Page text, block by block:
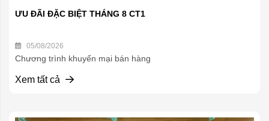
ƯU ĐÃI ĐẶC BIỆT THÁNG 8 CT1
05/08/2026
Chương trình khuyến mại bán hàng
Xem tất cả